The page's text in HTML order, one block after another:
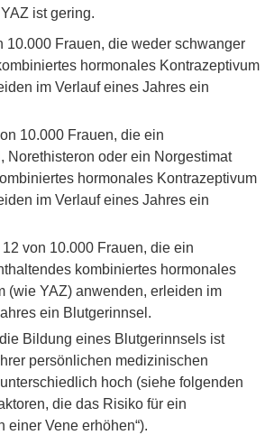
ist gering.
10.000 Frauen, die weder schwanger
hormonales Kontrazeptivum
im Verlauf eines Jahres ein
10.000 Frauen, die ein
Norethisteron oder ein Norgestimat
hormonales Kontrazeptivum
im Verlauf eines Jahres ein
von 10.000 Frauen, die ein
kombiniertes hormonales
(wie YAZ) anwenden, erleiden im
ein Blutgerinnsel.
Bildung eines Blutgerinnsels ist
persönlichen medizinischen
hoch (siehe folgenden
die das Risiko für ein
einer Vene erhöhen“).